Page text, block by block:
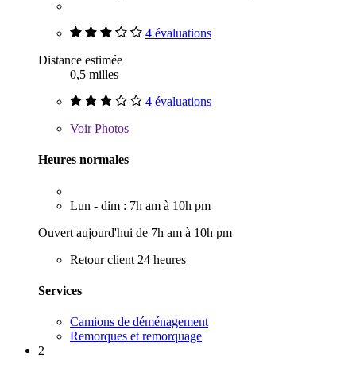
4 évaluations
Distance estimée
0,5 milles
4 évaluations
VoirPhotos
Heures normales
Lun - dim : 7h am à 10h pm
Ouvert aujourd'hui de 7h am à 10h pm
Retour client 24 heures
Services
Camions de déménagement
Remorques et remorquage
2